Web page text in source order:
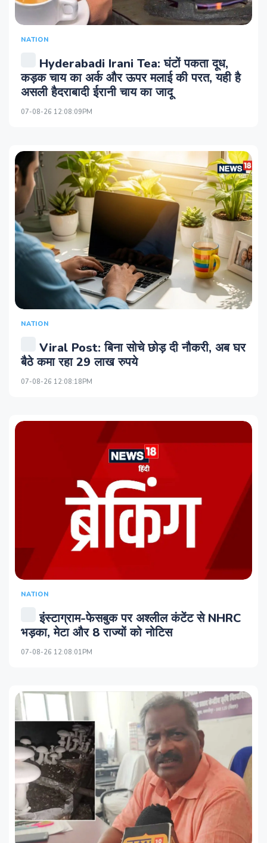
NATION
Hyderabadi Irani Tea: घंटों पकता दूध,
कड़क चाय का अर्क और ऊपर मलाई की परत, यही है
असली हैदराबादी ईरानी चाय का जादू
07-08-26 12:08:09PM
NATION
Viral Post: बिना सोचे छोड़ दी नौकरी, अब घर
बैठे कमा रहा 29 लाख रुपये
07-08-26 12:08:18PM
NATION
इंस्टाग्राम-फेसबुक पर अश्लील कंटेंट से NHRC
भड़का, मेटा और 8 राज्यों को नोटिस
07-08-26 12:08:01PM